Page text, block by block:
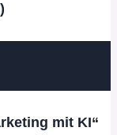
mit KI“